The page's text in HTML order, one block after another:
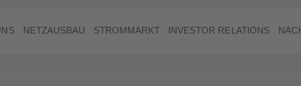
NETZAUSBAU STROMMARKT INVESTOR RELATIONS